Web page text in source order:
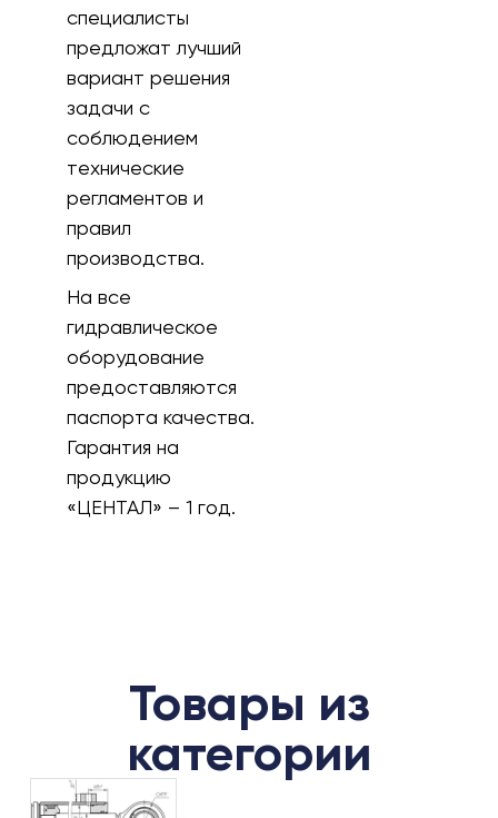
специалисты
предложат лучший
вариант решения
задачи с
соблюдением
технические
регламентов и
правил
производства.
На все
гидравлическое
оборудование
предоставляются
паспорта качества.
Гарантия на
продукцию
«ЦЕНТАЛ» – 1 год.
Товары из
категории